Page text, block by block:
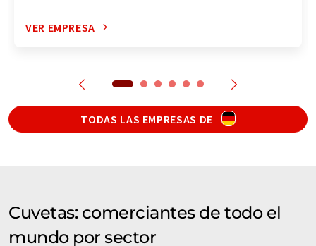
VER EMPRESA
TODAS LAS EMPRESAS DE
Cuvetas: comerciantes de todo el
mundo por sector